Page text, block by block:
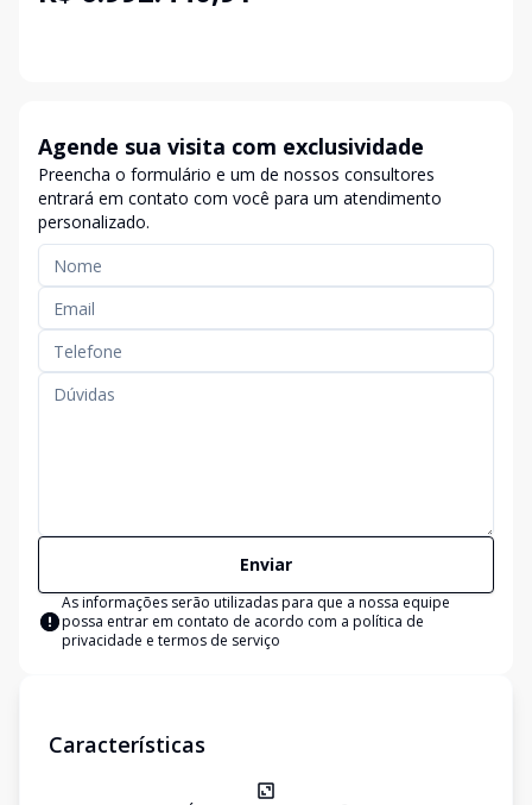
Agende sua visita com exclusividade
Preencha o formulário e um de nossos consultores
entrará em contato com você para um atendimento
personalizado.
Enviar
As informações serão utilizadas para que a nossa equipe
possa entrar em contato de acordo com a política de
privacidade e termos de serviço
Características